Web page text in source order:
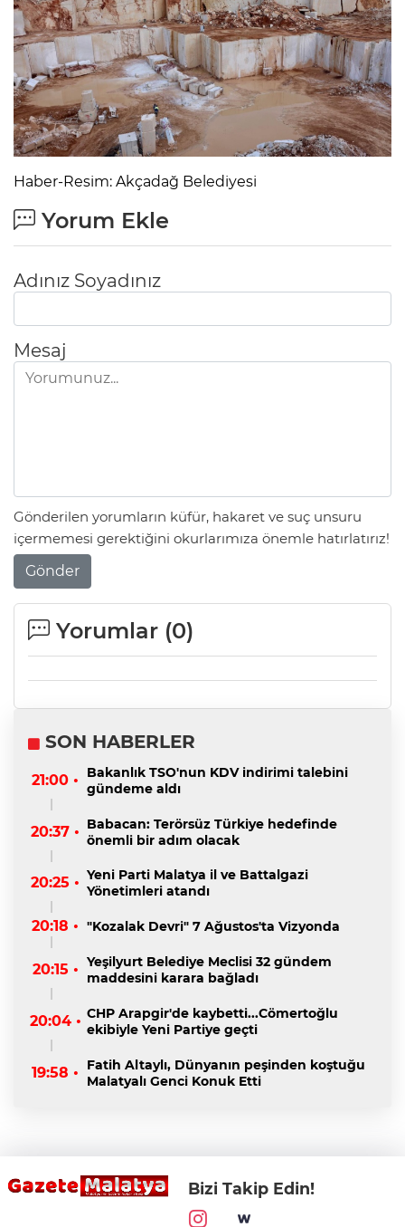
Haber-Resim: Akçadağ Belediyesi
Yorum Ekle
Adınız Soyadınız
Mesaj
Gönderilen yorumların küfür, hakaret ve suç unsuru
içermemesi gerektiğini okurlarımıza önemle hatırlatırız!
Gönder
Yorumlar (0)
SON HABERLER
21:00 •
Bakanlık TSO'nun KDV indirimi talebini
gündeme aldı
20:37 • Babacan: Terörsüz Türkiye hedefinde
önemli bir adım olacak
20:25 • Yeni Parti Malatya il ve Battalgazi
Yönetimleri atandı
20:18 • "Kozalak Devri" 7 Ağustos'ta Vizyonda
20:15 • Yeşilyurt Belediye Meclisi 32 gündem
maddesini karara bağladı
20:04 • CHP Arapgir'de kaybetti...Cömertoğlu
ekibiyle Yeni Partiye geçti
19:58 •
Fatih Altaylı, Dünyanın peşinden koştuğu
Malatyalı Genci Konuk Etti
Bizi Takip Edin!